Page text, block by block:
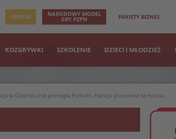
PZPN24 NARODOWY MODEL
GRY PZPN PAKIETY BIZNES
ROZGRYWKI SZKOLENIE DZIECI I MŁODZIEŻ
w Gdańsku nie pomogła Polkom. Francja ponownie za mocna